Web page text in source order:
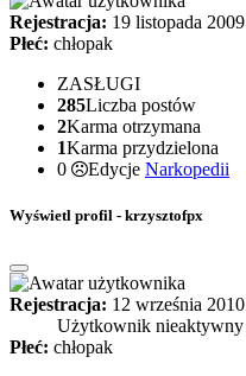
Rejestracja: 19 listopada 2009
Płeć: chłopak
ZASŁUGI
285Liczba postów
2Karma otrzymana
1Karma przydzielona
0
Edycje Narkopedii
Wyświetl profil - krzysztofpx
Rejestracja: 12 września 2010
Użytkownik nieaktywny
Płeć: chłopak